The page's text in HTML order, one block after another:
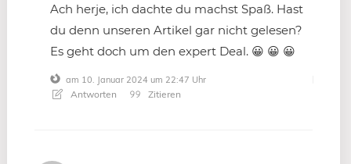
Ach herje, ich dachte du machst Spaß. Hast
du denn unseren Artikel gar nicht gelesen?
Es geht doch um den expert Deal. 😀 😀 😀
am 10. Januar 2024 um 22:47 Uhr
Antworten Zitieren